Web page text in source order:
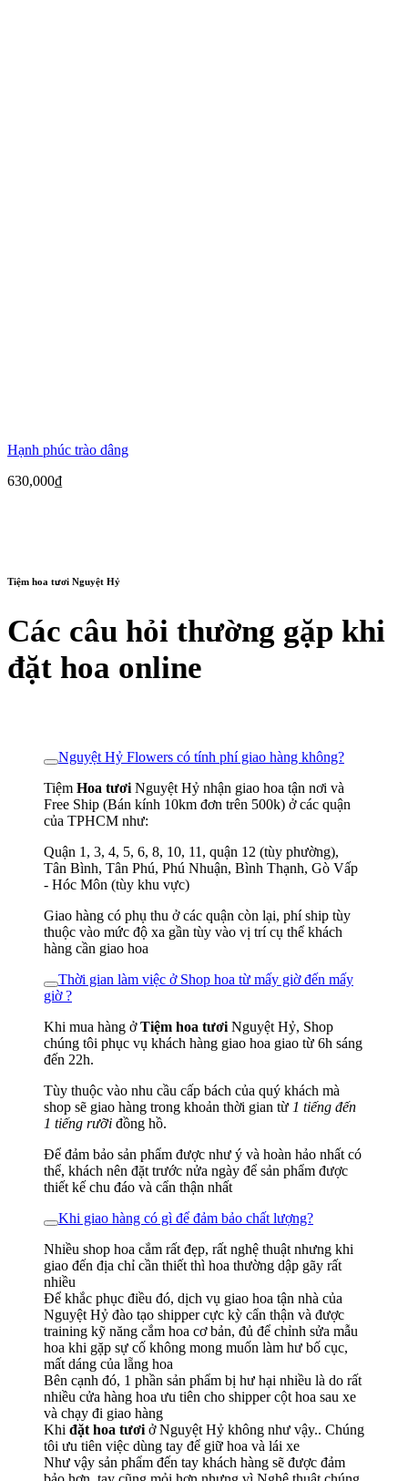
Hạnh phúc trào dâng
630,000₫
Tiệm hoa tươi Nguyệt Hỷ
Các câu hỏi thường gặp khi
đặt hoa online
Nguyệt Hỷ Flowers có tính phí giao hàng không?
Tiệm Hoa tươi Nguyệt Hỷ nhận giao hoa tận nơi và
Free Ship (Bán kính 10km đơn trên 500k) ở các quận
của TPHCM như:
Quận 1, 3, 4, 5, 6, 8, 10, 11, quận 12 (tùy phường),
Tân Bình, Tân Phú, Phú Nhuận, Bình Thạnh, Gò Vấp
- Hóc Môn (tùy khu vực)
Giao hàng có phụ thu ở các quận còn lại, phí ship tùy
thuộc vào mức độ xa gần tùy vào vị trí cụ thể khách
hàng cần giao hoa
Thời gian làm việc ở Shop hoa từ mấy giờ đến mấy
giờ ?
Khi mua hàng ởTiệm hoa tươi Nguyệt Hỷ, Shop
chúng tôi phục vụ khách hàng giao hoa giao từ 6h sáng
đến 22h.
Tùy thuộc vào nhu cầu cấp bách của quý khách mà
shop sẽ giao hàng trong khoản thời gian từ 1 tiếng đến
1 tiếng rưỡi đồng hồ.
Để đảm bảo sản phẩm được như ý và hoàn hảo nhất có
thể, khách nên đặt trước nửa ngày để sản phẩm được
thiết kế chu đáo và cẩn thận nhất
Khi giao hàng có gì để đảm bảo chất lượng?
Nhiều shop hoa cắm rất đẹp, rất nghệ thuật nhưng khi
giao đến địa chỉ cần thiết thì hoa thường dập gãy rất
nhiều
Để khắc phục điều đó, dịch vụ giao hoa tận nhà của
Nguyệt Hỷ đào tạo shipper cực kỳ cẩn thận và được
training kỹ năng cắm hoa cơ bản, đủ để chỉnh sửa mẫu
hoa khi gặp sự cố không mong muốn làm hư bố cục,
mất dáng của lẵng hoa
Bên cạnh đó, 1 phần sản phẩm bị hư hại nhiều là do rất
nhiều cửa hàng hoa ưu tiên cho shipper cột hoa sau xe
và chạy đi giao hàng
Khi đặt hoa tươi ở Nguyệt Hỷ không như vậy.. Chúng
tôi ưu tiên việc dùng tay để giữ hoa và lái xe
Như vậy sản phẩm đến tay khách hàng sẽ được đảm